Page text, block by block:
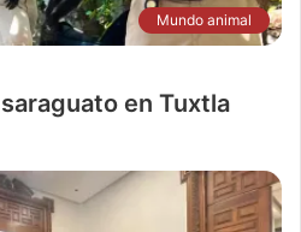
Mundo animal
en Tuxtla